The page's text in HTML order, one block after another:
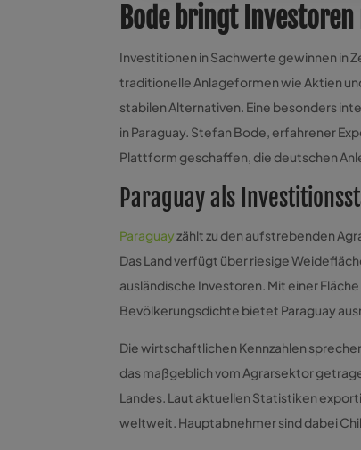
Bode bringt
Investitionen in Sachwerte gewinnen in
traditionelle Anlageformen wie Aktien
stabilen Alternativen. Eine besonders
in Paraguay. Stefan Bode, erfahrener
Plattform geschaffen, die deutschen
Paraguay als
Paraguayzählt zu den aufstrebenden
Das Land verfügt über riesige
ausländische Investoren. Mit einer
Bevölkerungsdichte bietet Paraguay
Die wirtschaftlichen Kennzahlen
das maßgeblich vom Agrarsektor
Landes. Laut aktuellen Statistiken
weltweit. Hauptabnehmer sind dabei